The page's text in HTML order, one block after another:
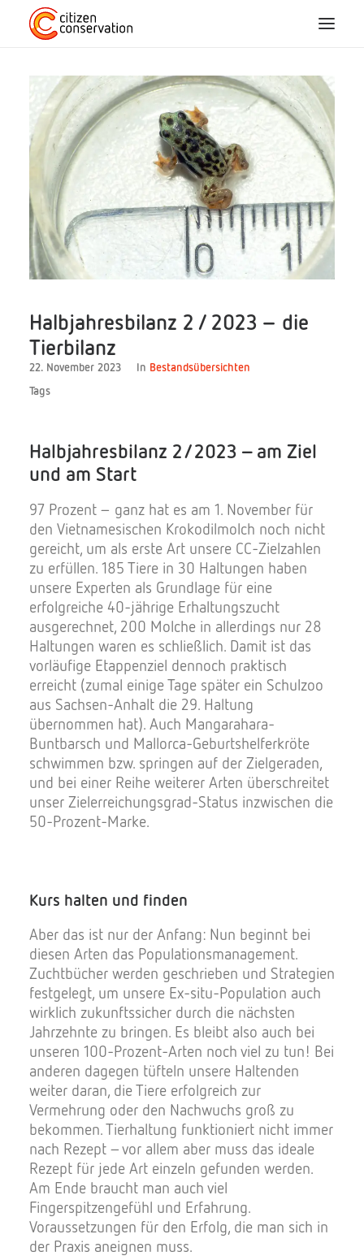
Home
Über Uns
CC-Arten
Mitmachen
Blog
Projekte
FAQ
Search
Halbjahresbilanz 2 / 2023 – die
Tierbilanz
22. November 2023 In Bestandsübersichten
Tags
Halbjahresbilanz 2/2023 – am Ziel
und am Start
97 Prozent – ganz hat es am 1. November für
den Vietnamesischen Krokodilmolch noch nicht
gereicht, um als erste Art unsere CC-Zielzahlen
zu erfüllen. 185 Tiere in 30 Haltungen haben
unsere Experten als Grundlage für eine
erfolgreiche 40-jährige Erhaltungszucht
ausgerechnet, 200 Molche in allerdings nur 28
Haltungen waren es schließlich. Damit ist das
vorläufige Etappenziel dennoch praktisch
erreicht (zumal einige Tage später ein Schulzoo
aus Sachsen-Anhalt die 29. Haltung
übernommen hat). Auch Mangarahara-
Buntbarsch und Mallorca-Geburtshelferkröte
schwimmen bzw. springen auf der Zielgeraden,
und bei einer Reihe weiterer Arten überschreitet
unser Zielerreichungsgrad-Status inzwischen die
50-Prozent-Marke.
Kurs halten und finden
Aber das ist nur der Anfang: Nun beginnt bei
diesen Arten das Populationsmanagement.
Zuchtbücher werden geschrieben und Strategien
festgelegt, um unsere Ex-situ-Population auch
wirklich zukunftssicher durch die nächsten
Jahrzehnte zu bringen. Es bleibt also auch bei
unseren 100-Prozent-Arten noch viel zu tun! Bei
anderen dagegen tüfteln unsere Haltenden
weiter daran, die Tiere erfolgreich zur
Vermehrung oder den Nachwuchs groß zu
bekommen. Tierhaltung funktioniert nicht immer
nach Rezept – vor allem aber muss das ideale
Rezept für jede Art einzeln gefunden werden.
Am Ende braucht man auch viel
Fingerspitzengefühl und Erfahrung.
Voraussetzungen für den Erfolg, die man sich in
der Praxis aneignen muss.